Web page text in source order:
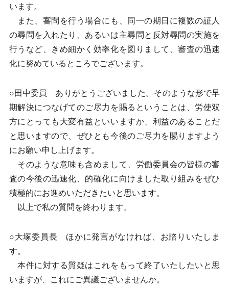
います。
また、審問を行う場合にも、同一の期日に複数の証人
の尋問を入れたり、あるいは主尋問と反対尋問の実施を
行うなど、きめ細かく効率化を図りまして、審査の迅速
化に努めているところでございます。
○田中委員 ありがとうございました。そのような形で早
期解決につなげてのご尽力を賜るということは、労使双
方にとっても大変有益といいますか、利益のあることだ
と思いますので、ぜひとも今後のご尽力を賜りますよう
にお願い申し上げます。
そのような意味も含めまして、労働委員会の皆様の審
査の今後の迅速化、的確化に向けました取り組みをぜひ
積極的にお進めいただきたいと思います。
以上で私の質問を終わります。
○大塚委員長 ほかに発言がなければ、お諮りいたしま
す。
本件に対する質疑はこれをもって終了いたしたいと思
いますが、これにご異議ございませんか。